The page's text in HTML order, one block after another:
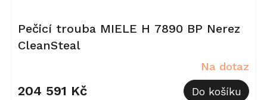
Pečicí trouba MIELE H 7890 BP Nerez
CleanSteal
Na dotaz
204 591 Kč Do košíku